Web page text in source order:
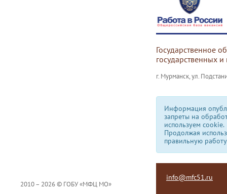
Государственное
государственных
г. Мурманск, ул.
Информация
запреты на
используем сookie.
Продолжая
правильную
2010 – 2026 © ГОБУ «МФЦ МО»
info@mfc51.ru